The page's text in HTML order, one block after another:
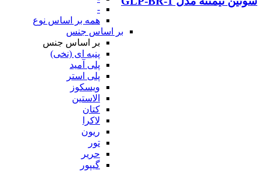
-
همه بر اساس نوع
بر اساس جنس
بر اساس جنس
پنبه ای (نخی)
پلی آمید
پلی استر
ویسکوز
الاستین
کتان
لاکرا
ریون
تور
حریر
گیپور